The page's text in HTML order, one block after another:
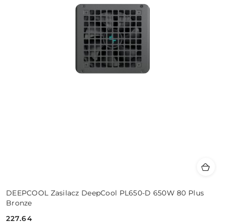
DEEPCOOL Zasilacz DeepCool PL650-D 650W 80 Plus
Bronze
227.64